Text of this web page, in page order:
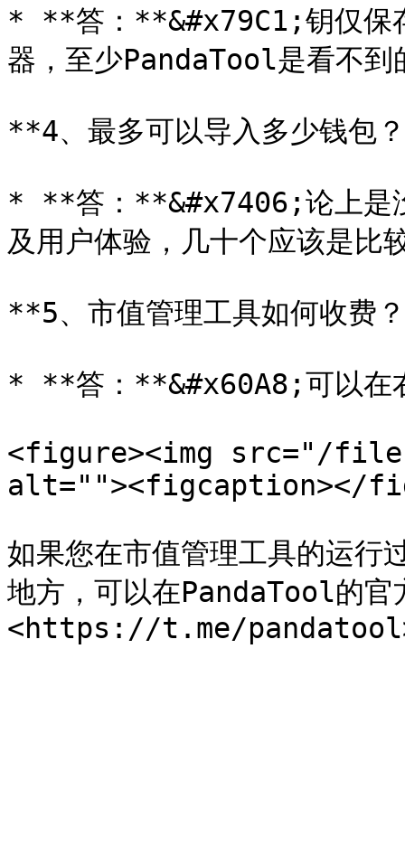
* **答：**&#x79C1;钥仅保
器，至少PandaTool是看不到
**4、最多可以导入多少钱包
* **答：**&#x7406;论上是没
及用户体验，几十个应该是比
**5、市值管理工具如何收费
* **答：**&#x60A8;可以在
<figure><img src="/
alt=""><figcaption></
如果您在市值管理工具的运行
地方，可以在PandaTool的官